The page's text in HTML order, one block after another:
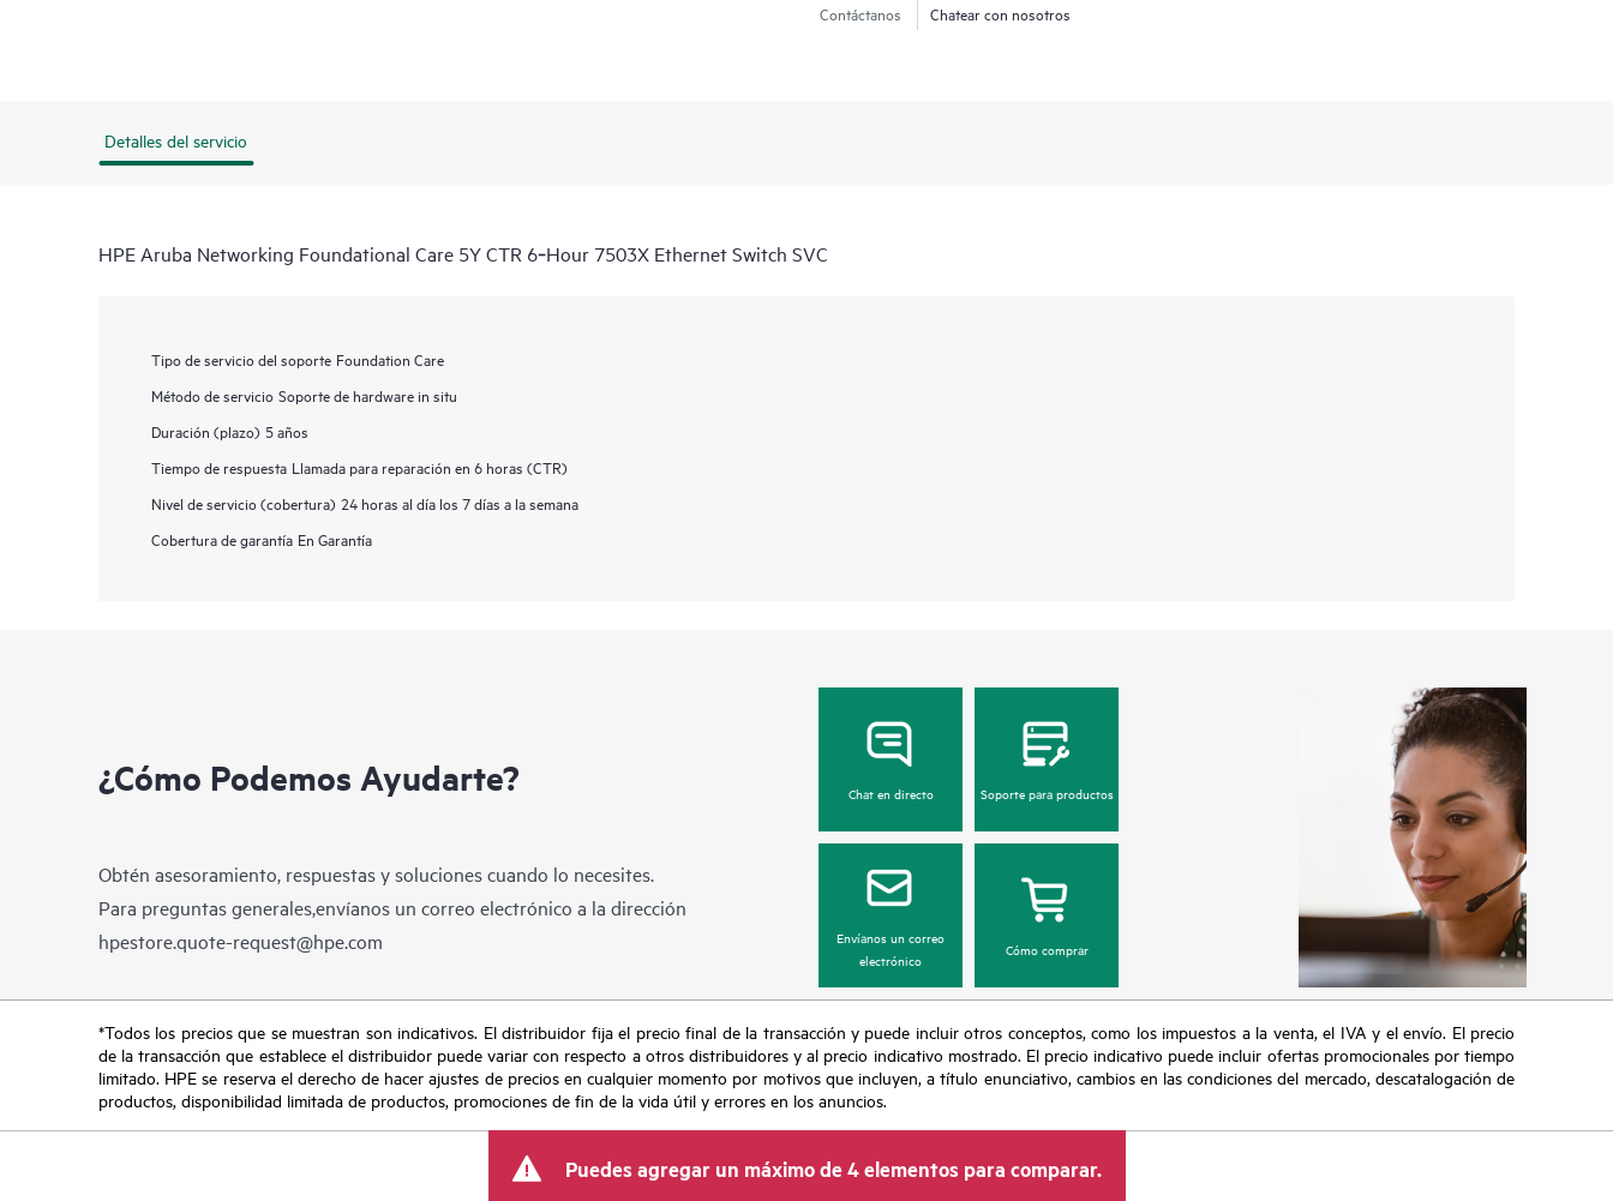
Contáctanos Chatear con nosotros
Detalles del servicio
HPE Aruba Networking Foundational Care 5Y CTR 6‑Hour 7503X Ethernet Switch SVC
Tipo de servicio del soporte Foundation Care
Método de servicio Soporte de hardware in situ
Duración (plazo) 5 años
Tiempo de respuesta Llamada para reparación en 6 horas (CTR)
Nivel de servicio (cobertura) 24 horas al día los 7 días a la semana
Cobertura de garantía En Garantía
¿Cómo Podemos Ayudarte?
Obtén asesoramiento, respuestas y soluciones cuando lo necesites.
Para preguntas generales,envíanos un correo electrónico a la dirección
hpestore.quote-request@hpe.com
Chat en directo Soporte para productos
Envíanos un correo
electrónico
Cómo comprar
*Todos los precios que se muestran son indicativos. El distribuidor fija el precio final de la transacción y puede incluir otros conceptos, como los impuestos a la venta, el IVA y el envío. El precio
de la transacción que establece el distribuidor puede variar con respecto a otros distribuidores y al precio indicativo mostrado. El precio indicativo puede incluir ofertas promocionales por tiempo
limitado. HPE se reserva el derecho de hacer ajustes de precios en cualquier momento por motivos que incluyen, a título enunciativo, cambios en las condiciones del mercado, descatalogación de
productos, disponibilidad limitada de productos, promociones de fin de la vida útil y errores en los anuncios.
Puedes agregar un máximo de 4 elementos para comparar.